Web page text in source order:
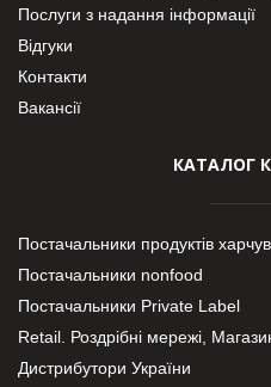
Послуги з надання інформації
Відгуки
Контакти
Вакансії
КАТАЛОГ
Постачальники продуктів
Постачальники nonfood
Постачальники Private Label
Retail. Роздрібні мережі,
Дистрибутори України